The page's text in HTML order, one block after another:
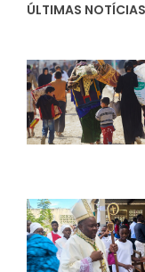
ÚLTIMAS NOTÍCIAS